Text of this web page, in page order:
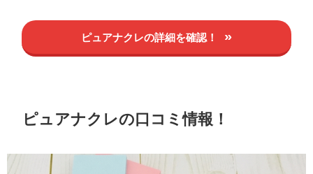
ピュアナクレの詳細を確認！
ピュアナクレの口コミ情報！